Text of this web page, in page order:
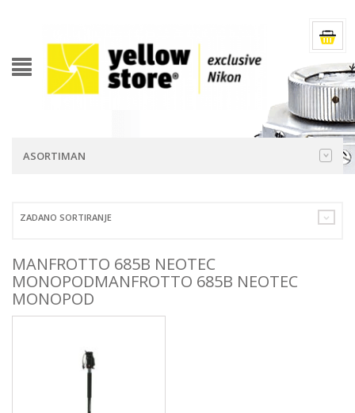
ASORTIMAN
ZADANO SORTIRANJE
MANFROTTO 685B NEOTEC
MONOPODMANFROTTO 685B NEOTEC
MONOPOD